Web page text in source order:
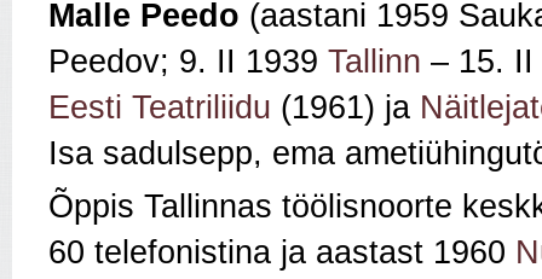
Malle Peedo (aastani 1959
Peedov; 9. II 1939 Tallinn – 15. II
Eesti Teatriliidu (1961) ja
Isa sadulsepp, ema
Õppis Tallinnas töölisnoorte
60 telefonistina ja aastast 1960